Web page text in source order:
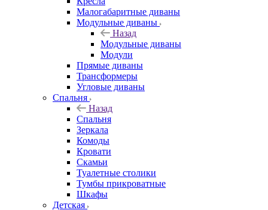
Малогабаритные диваны
Модульные диваны
Назад
Модульные диваны
Модули
Прямые диваны
Трансформеры
Угловые диваны
Спальня
Назад
Спальня
Зеркала
Комоды
Кровати
Скамьи
Туалетные столики
Тумбы прикроватные
Шкафы
Детская